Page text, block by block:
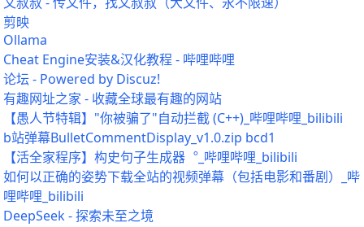
剪映
Ollama
Cheat Engine安装&汉化教程 - 哔哩哔哩
论坛 - Powered by Discuz!
有趣网址之家 - 收藏全球最有趣的网站
【愚人节特辑】"你被骗了"自动拦截 (C++)_哔哩哔哩_bilibili
b站弹幕BulletCommentDisplay_v1.0.zip bcd1
【活全家程序】构史句子生成器︒_哔哩哔哩_bilibili
如何以正确的姿势下载全站的视频弹幕（包括电影和番剧）_哔
哩哔哩_bilibili
DeepSeek - 探索未至之境